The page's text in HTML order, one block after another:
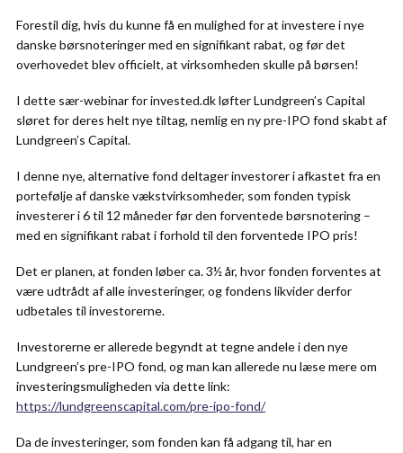
Forestil dig, hvis du kunne få en mulighed for at investere i nye
danske børsnoteringer med en signifikant rabat, og før det
overhovedet blev officielt, at virksomheden skulle på børsen!
I dette sær-webinar for invested.dk løfter Lundgreen’s Capital
sløret for deres helt nye tiltag, nemlig en ny pre-IPO fond skabt af
Lundgreen’s Capital.
I denne nye, alternative fond deltager investorer i afkastet fra en
portefølje af danske vækstvirksomheder, som fonden typisk
investerer i 6 til 12 måneder før den forventede børsnotering –
med en signifikant rabat i forhold til den forventede IPO pris!
Det er planen, at fonden løber ca. 3½ år, hvor fonden forventes at
være udtrådt af alle investeringer, og fondens likvider derfor
udbetales til investorerne.
Investorerne er allerede begyndt at tegne andele i den nye
Lundgreen’s pre-IPO fond, og man kan allerede nu læse mere om
investeringsmuligheden via dette link:
https://lundgreenscapital.com/pre-ipo-fond/
Da de investeringer, som fonden kan få adgang til, har en